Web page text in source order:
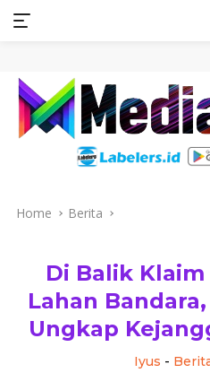
Skip
content
Home Berita
Di Balik
Lahan
Ungkap
Iyus -